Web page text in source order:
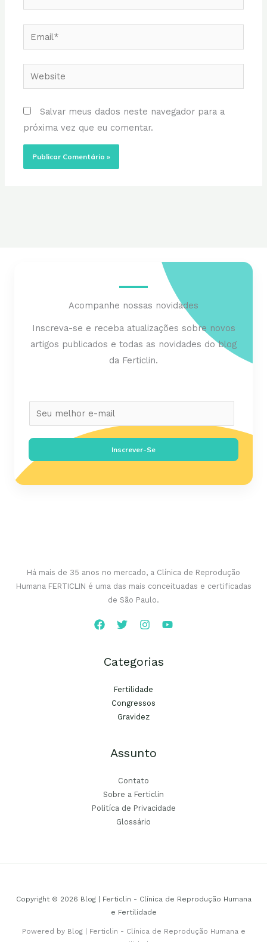
Email*
Website
Salvar meus dados neste navegador para a
próxima vez que eu comentar.
Acompanhe nossas novidades
Inscreva-se e receba atualizações sobre novos
artigos publicados e todas as novidades do blog
da Ferticlin.
m
a
i
*
Inscrever-Se
Há mais de 35 anos no mercado, a Clínica de Reprodução
Humana FERTICLIN é uma das mais conceituadas e certificadas
de São Paulo.
Categorias
Fertilidade
Congressos
Gravidez
Assunto
Contato
Sobre a Ferticlin
Politíca de Privacidade
Glossário
Copyright © 2026 Blog | Ferticlin - Clínica de Reprodução Humana
e Fertilidade
Powered by Blog | Ferticlin - Clínica de Reprodução Humana e